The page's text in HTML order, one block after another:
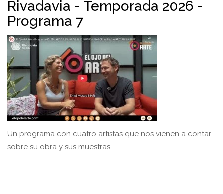
Rivadavia - Temporada 2026 -
Programa 7
Un programa con cuatro artistas que nos vienen a contar
sobre su obra y sus muestras.